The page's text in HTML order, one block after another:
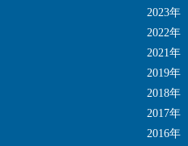
2023年
2022年
2021年
2019年
2018年
2017年
2016年